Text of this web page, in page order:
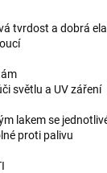
tvrdost a dobrá
světlu a UV záření
lakem se
proti palivu